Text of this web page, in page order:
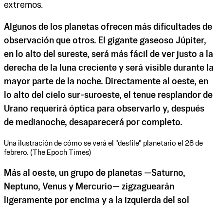
extremos.
Algunos de los planetas ofrecen más dificultades de
observación que otros. El gigante gaseoso Júpiter,
en lo alto del sureste, será más fácil de ver justo a la
derecha de la luna creciente y será visible durante la
mayor parte de la noche. Directamente al oeste, en
lo alto del cielo sur-suroeste, el tenue resplandor de
Urano requerirá óptica para observarlo y, después
de medianoche, desaparecerá por completo.
Una ilustración de cómo se verá el "desfile" planetario el 28 de
febrero. (The Epoch Times)
Más al oeste, un grupo de planetas —Saturno,
Neptuno, Venus y Mercurio— zigzaguearán
ligeramente por encima y a la izquierda del sol